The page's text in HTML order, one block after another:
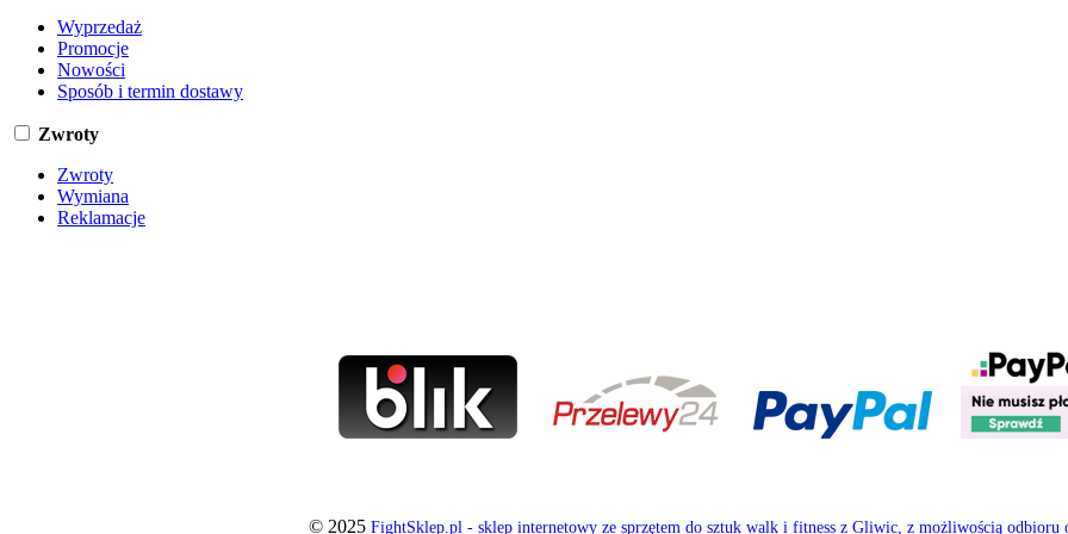
Wyprzedaż
Promocje
Nowości
Sposób i termin dostawy
Zwroty
Zwroty
Wymiana
Reklamacje
© 2025FightSklep.pl - sklep internetowy ze sprzętem do sztuk walk i fitness z Gliwic, z możliwością odbioru